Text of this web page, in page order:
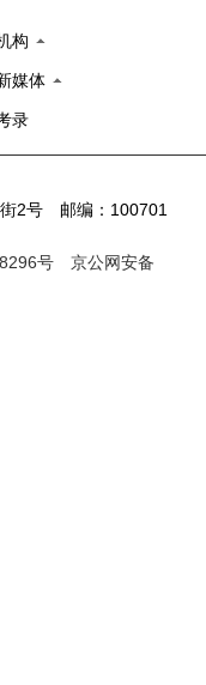
构
媒体
录
街2号 邮编：100701
号
京公网安备